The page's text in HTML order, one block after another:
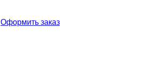
Оформить заказ